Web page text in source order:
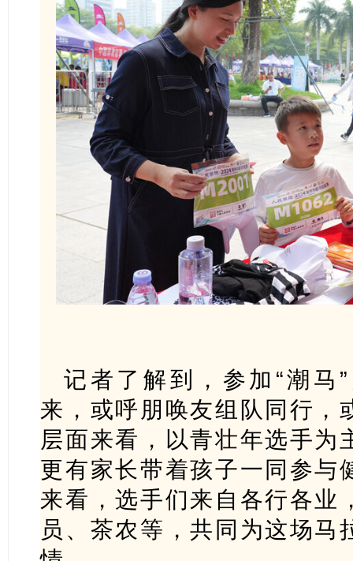
记者了解到，参加“潮马
来，或呼朋唤友组队同行，
层面来看，以青壮年选手为
更有家长带着孩子一同参与
来看，选手们来自各行各业
员、茶农等，共同为这场马